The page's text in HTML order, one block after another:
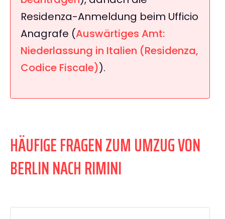
Residenza-Anmeldung beim Ufficio
Anagrafe (Auswärtiges Amt:
Niederlassung in Italien (Residenza,
Codice Fiscale)).
HÄUFIGE FRAGEN ZUM UMZUG VON
BERLIN NACH RIMINI